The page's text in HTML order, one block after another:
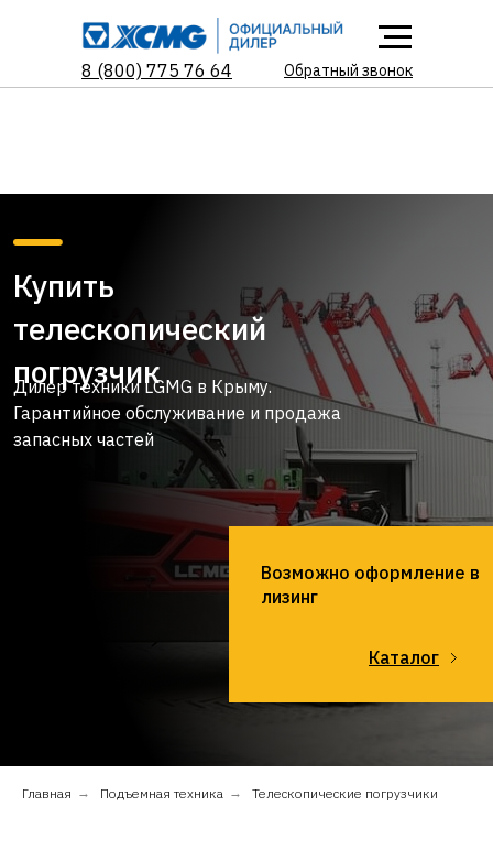
Обратный звонок
8 (800) 775 76 64
Купить
телескопический
погрузчик
Дилер техники LGMG в Крыму.
Гарантийное обслуживание и продажа
запасных частей
Возможно оформление в
лизинг
Каталог
Главная → Подъемная техника → Телескопические погрузчики